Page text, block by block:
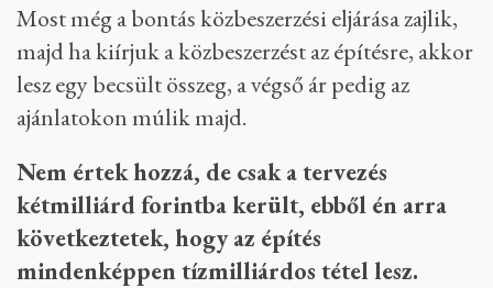
Most még a bontás közbeszerzési eljárása zajlik,
majd ha kiírjuk a közbeszerzést az építésre, akkor
lesz egy becsült összeg, a végső ár pedig az
ajánlatokon múlik majd.
Nem értek hozzá, de csak a tervezés
kétmilliárd forintba került, ebből én arra
következtetek, hogy az építés
mindenképpen tízmilliárdos tétel lesz.